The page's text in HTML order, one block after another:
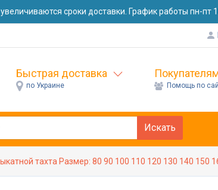
сроки доставки. График работы пн-пт
Быстрая доставка
по Украине Помощь по
Искать
тахта Размер: 80 90 100 110 120 130 140 150